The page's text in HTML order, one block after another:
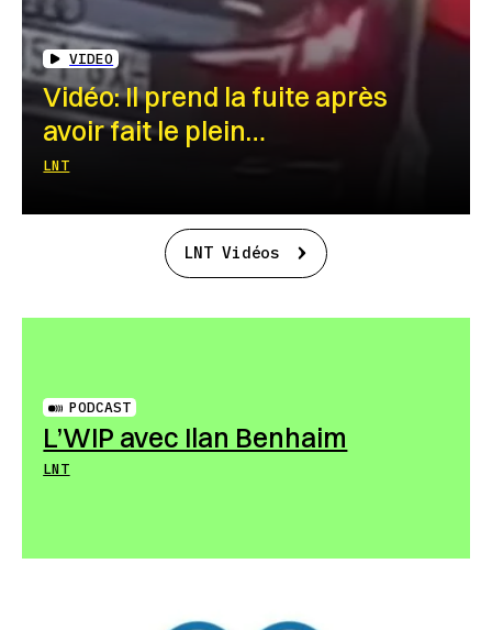
VIDEO
Vidéo: Il prend la fuite après
avoir fait le plein…
LNT
LNT Vidéos
PODCAST
L’WIP avec Ilan Benhaim
LNT